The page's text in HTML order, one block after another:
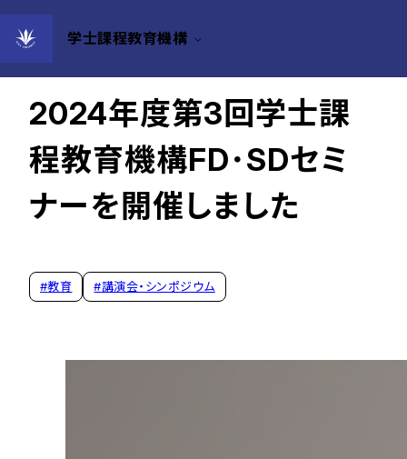
学士課程教育機構
2025年03月10日
2024年度第3回学士課
程教育機構FD･SDセミ
ナーを開催しました
#教育 #講演会・シンポジウム